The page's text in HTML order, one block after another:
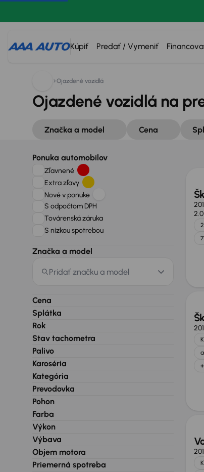
Kúpiť Predať / Vymeniť
Ojazdené vozidlá
Ojazdené vozidlá na
Značka a model Cena
Ponuka automobilov
Zľavnené
Extra zľavy
Nové v ponuke
S odpočtom DPH
Továrenská záruka
S nízkou spotrebou
Značka a model
Pridať značku a model
Cena
Splátka
Rok
Stav tachometra
Palivo
Karoséria
Kategória
Prevodovka
Pohon
Farba
Výkon
Výbava
Objem motora
Priemerná spotreba